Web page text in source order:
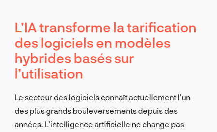
L’IA transforme la tarification
des logiciels en modèles
hybrides basés sur
l’utilisation
Le secteur des logiciels connaît actuellement l’un
des plus grands bouleversements depuis des
années. L’intelligence artificielle ne change pas